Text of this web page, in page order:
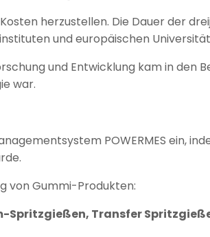
herzustellen. Die Dauer der
und europäischen
und Entwicklung kam in den
war.
POWERMES ein,
von Gummi-Produkten:
Spritzgießen, Transfer